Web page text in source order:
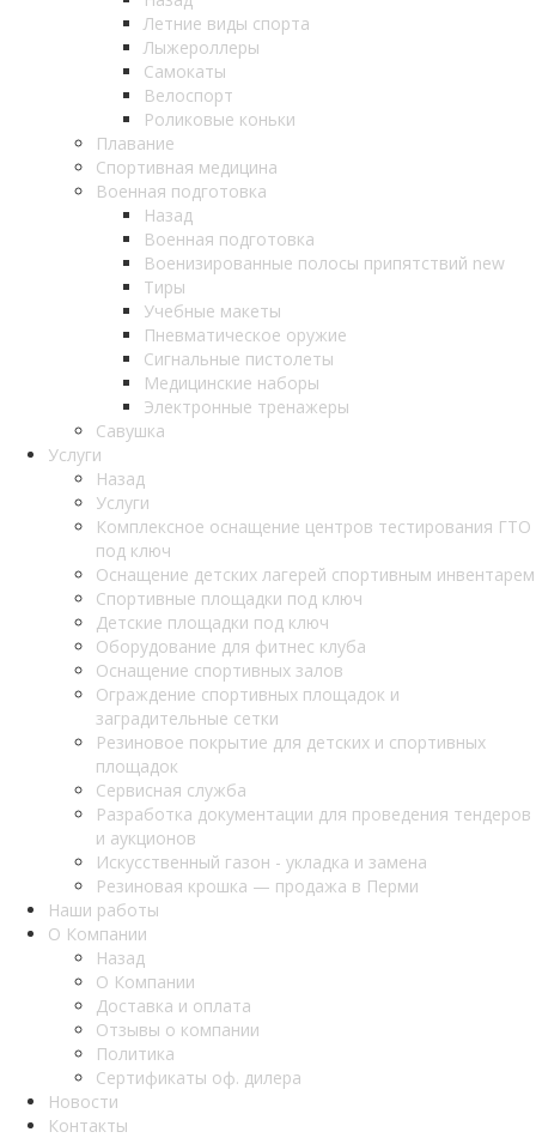
Летние виды спорта
Лыжероллеры
Самокаты
Велоспорт
Роликовые коньки
Плавание
Спортивная медицина
Военная подготовка
Назад
Военная подготовка
Военизированные полосы припятствий new
Тиры
Учебные макеты
Пневматическое оружие
Сигнальные пистолеты
Медицинские наборы
Электронные тренажеры
Савушка
Услуги
Назад
Услуги
Комплексное оснащение центров тестирования ГТО
под ключ
Оснащение детских лагерей спортивным инвентарем
Спортивные площадки под ключ
Детские площадки под ключ
Оборудование для фитнес клуба
Оснащение спортивных залов
Ограждение спортивных площадок и
заградительные сетки
Резиновое покрытие для детских и спортивных
площадок
Сервисная служба
Разработка документации для проведения тендеров
и аукционов
Искусственный газон - укладка и замена
Резиновая крошка — продажа в Перми
Наши работы
О Компании
Назад
О Компании
Доставка и оплата
Отзывы о компании
Политика
Сертификаты оф. дилера
Новости
Контакты